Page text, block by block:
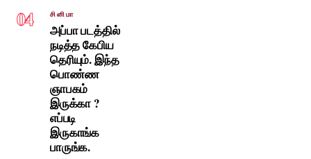
04 சினிமா
அப்பா படத்தில்
நடித்த கேபிய
தெரியும். இந்த
பொண்ண
ஞாபகம்
இருக்கா ?
எப்படி
இருகாங்க
பாருங்க.